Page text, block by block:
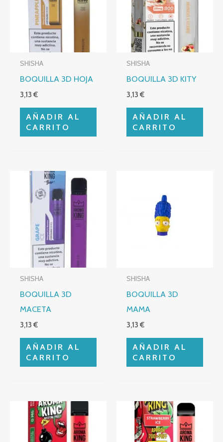
SHISHA
BOQUILLA 3D HOJA
3,13€
AÑADIR AL
CARRITO
SHISHA
BOQUILLA 3D KITY
3,13€
AÑADIR AL
CARRITO
SHISHA
BOQUILLA 3D
MACETA
3,13€
AÑADIR AL
CARRITO
SHISHA
BOQUILLA 3D
MAMA
3,13€
AÑADIR AL
CARRITO